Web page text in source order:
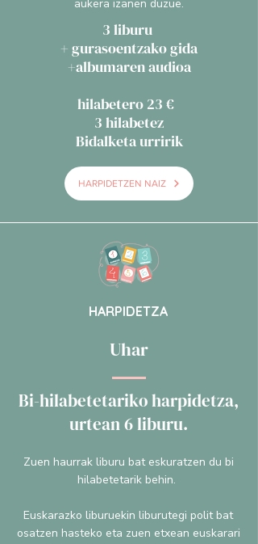
aukera izanen duzue.
3 liburu
+ gurasoentzako gida
+albumaren audioa
hilabetero 23 €
3 hilabetez
Bidalketa urririk
HARPIDETZEN NAIZ
HARPIDETZA
Uhar
Bi-hilabetetariko harpidetza,
urtean 6 liburu.​
Zuen haurrak liburu bat eskuratzen du bi
hilabetetarik behin.
Euskarazko liburuekin liburutegi polit bat
osatzen hasteko eta zuen etxean euskarari